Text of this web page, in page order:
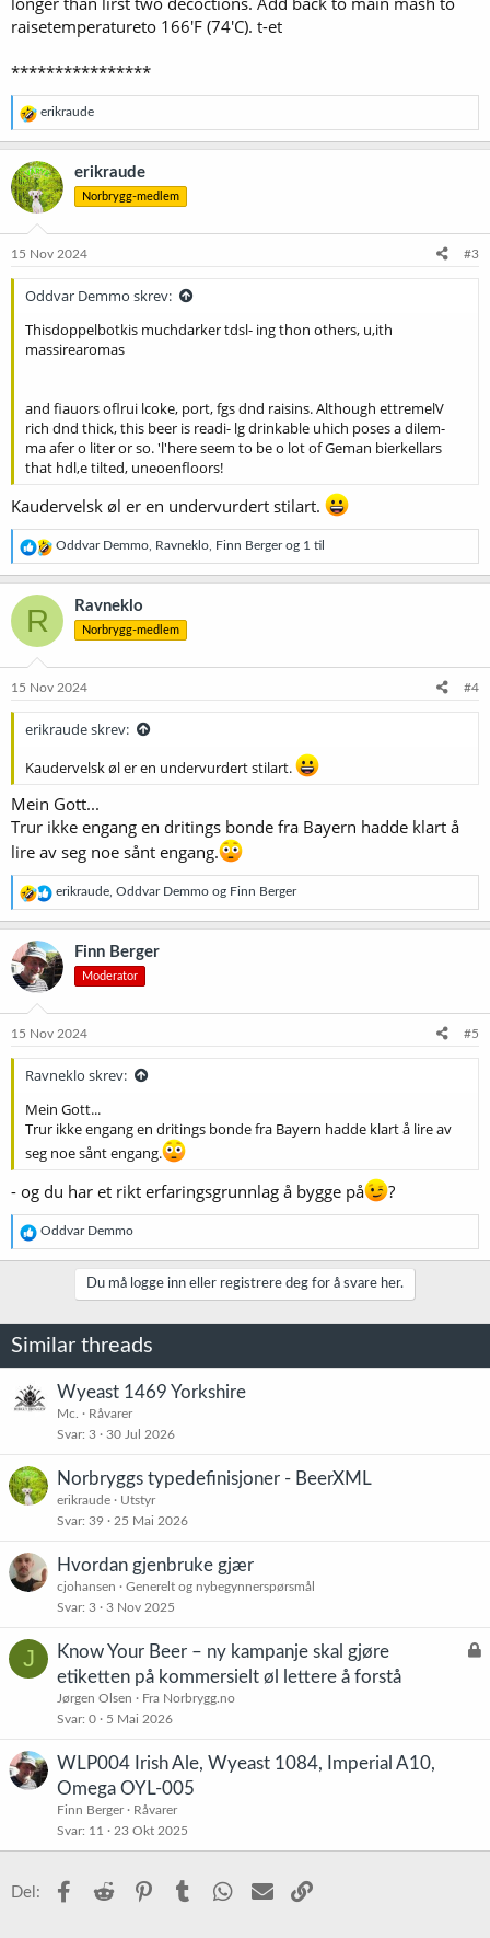
raisetemperatureto 166'F (74'C). t-et
****************
R
e
a
k
s
j
o
e
erikraude
erikraude
Norbrygg-medlem
15 Nov 2024 #3
Oddvar Demmo skrev:
Thisdoppelbotkis muchdarker tdsl- ing thon others, u,ith
massirearomas
and fiauors oflrui lcoke, port, fgs dnd raisins. Although ettremelV
rich dnd thick, this beer is readi- lg drinkable uhich poses a dilem-
ma afer o liter or so. 'l'here seem to be o lot of Geman bierkellars
that hdl,e tilted, uneoenfloors!
Kaudervelsk øl er en undervurdert stilart.
R
e
a
n
e
Oddvar Demmo Ravneklo Finn Bergerog 1 til
R Ravneklo
Norbrygg-medlem
15 Nov 2024 #4
erikraude skrev:
Kaudervelsk øl er en undervurdert stilart.
Mein Gott...
Trur ikke engang en dritings bonde fra Bayern hadde klart å
lire av seg noe sånt engang.
R
e
a
s
j
n
e
erikraude Oddvar Demmo og Finn Berger
Finn Berger
Moderator
15 Nov 2024 #5
Ravneklo skrev:
Mein Gott...
Trur ikke engang en dritings bonde fra Bayern hadde klart å lire av
seg noe sånt engang.
- og du har et rikt erfaringsgrunnlag å bygge på ?
R
e
a
n
e
:
Oddvar Demmo
Du må logge inn eller registrere deg for å svare her.
Similar threads
Wyeast 1469 Yorkshire
Mc.
Råvarer
Svar 3 30 Jul 2026
Norbryggs typedefinisjoner - BeerXML
erikraude
Utstyr
Svar 39 25 Mai 2026
Hvordan gjenbruke gjær
cjohansen
Generelt og nybegynnerspørsmål
Svar 3 3 Nov 2025
J
L
Know Your Beer – ny kampanje skal gjøre
etiketten på kommersielt øl lettere å forstå
Jørgen Olsen
Fra Norbrygg.no
Svar 0 5 Mai 2026
WLP004 Irish Ale, Wyeast 1084, Imperial A10,
Omega OYL-005
Finn Berger
Råvarer
Svar 11 23 Okt 2025
Del: Facebook
Reddit PinterestTumblr WhatsApp
E-post